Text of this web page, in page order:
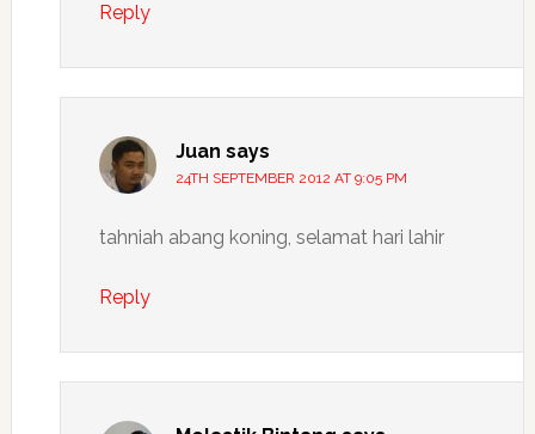
Reply
Juan says
24TH SEPTEMBER 2012 AT 9:05 PM
tahniah abang koning, selamat hari lahir
Reply